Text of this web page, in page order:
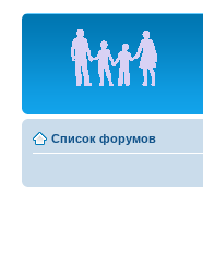
Список форумов